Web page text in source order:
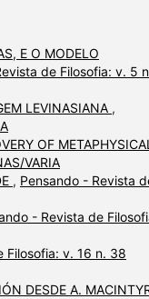
E O MODELO
de Filosofia: v. 5
LEVINASIANA ,
OF
VARIA
, Pensando - Revista
- Revista de
Filosofia: v. 16 n. 38
DESDE A.